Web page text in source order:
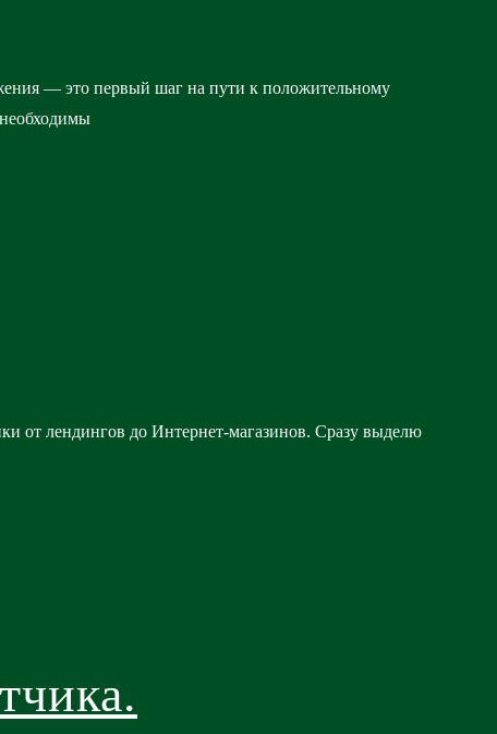
— это первый шаг на пути к положительному
от лендингов до Интернет-магазинов. Сразу выделю